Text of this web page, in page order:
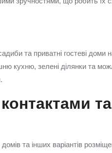
та приватні гостеві доми
кухню, зелені ділянки та
та
та інших варіантів